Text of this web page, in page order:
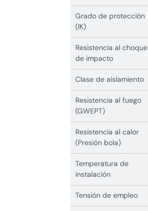
Grado de protección
(IK)
Resistencia al choque
de impacto
Clase de aislamiento
Resistencia al fuego
(GWEPT)
Resistencia al calor
(Presión bola)
Temperatura de
instalación
Tensión de empleo